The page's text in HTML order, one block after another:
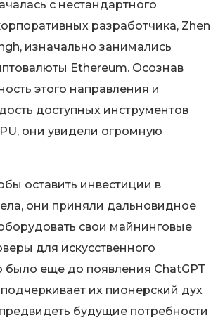
с нестандартного
разработчика, Zhen
изначально занимались
Ethereum. Осознав
этого направления и
доступных инструментов
они увидели огромную
оставить инвестиции в
они приняли дальновидное
свои майнинговые
для искусственного
было еще до появления ChatGPT
подчеркивает их пионерский дух
будущие потребности